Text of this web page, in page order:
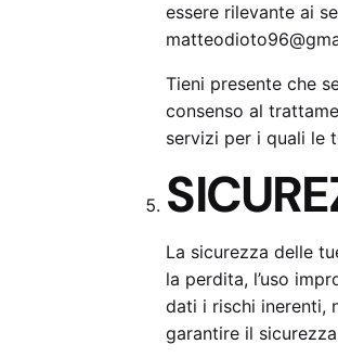
essere rilevante ai
Tieni presente che
consenso al
servizi per i quali le
La sicurezza delle
la perdita, l’uso
dati i rischi inerenti,
garantire il